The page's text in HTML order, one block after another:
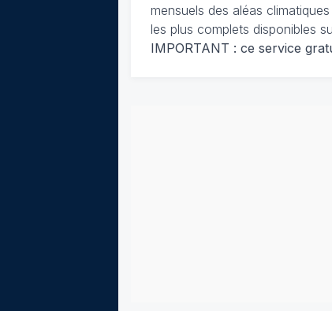
mensuels des aléas
les plus complets disponibles
IMPORTANT : ce service